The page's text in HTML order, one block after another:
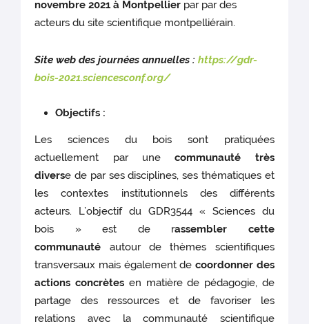
novembre 2021 à Montpellier par par des
acteurs du site scientifique montpelliérain.
Site web des journées annuelles :https://gdr-
bois-2021.sciencesconf.org/
Objectifs :
Les sciences du bois sont pratiquées
actuellement par unecommunauté très
diverse de par ses disciplines, ses thématiques et
les contextes institutionnels des différents
acteurs. L’objectif du GDR3544 « Sciences du
bois » est de rassembler cette
communauté autour de thèmes scientifiques
transversaux mais également decoordonner des
actions concrètesen matière de pédagogie, de
partage des ressources et de favoriser les
relations avec la communauté scientifique